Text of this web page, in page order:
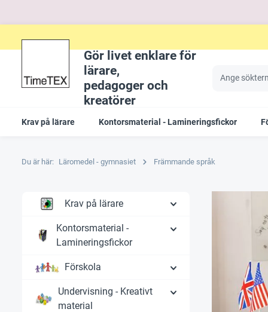
Gör livet enklare för
lärare,
pedagoger och
kreatörer
Krav på lärare Kontorsmaterial - Lamineringsfickor
Du är här: Läromedel - gymnasiet Främmande språk
Krav på lärare
Kontorsmaterial -
Lamineringsfickor
Förskola
Undervisning - Kreativt
material